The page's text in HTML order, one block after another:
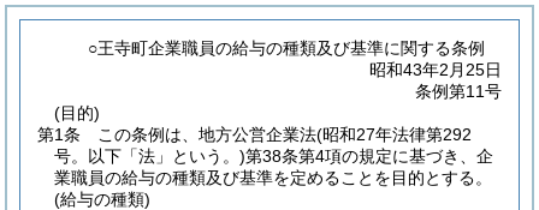
○王寺町企業職員の給与の種類及び基準に関する条例
昭和43年2月25日
条例第11号
(目的)
第1条
この条例は、地方公営企業法(昭和27年法律第292
号。以下「法」という。)第38条第4項の規定に基づき、企
業職員の給与の種類及び基準を定めることを目的とする。
(給与の種類)